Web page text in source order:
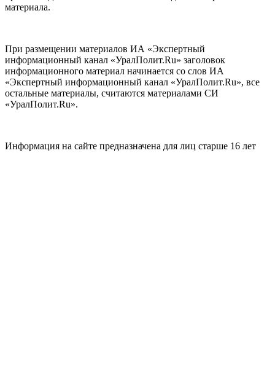
материала.
При размещении материалов ИА «Экспертный
информационный канал «УралПолит.Ru» заголовок
информационного материал начинается со слов ИА
«Экспертный информационный канал «УралПолит.Ru», все
остальные материалы, считаются материалами СИ
«УралПолит.Ru».
Информация на сайте предназначена для лиц старше 16 лет